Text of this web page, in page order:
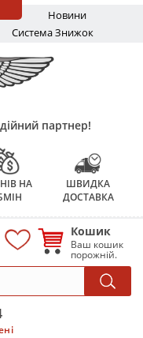
Новини
Система Знижок
партнер!
НА
ШВИДКА
ДОСТАВКА
Кошик
Ваш кошик
порожній.